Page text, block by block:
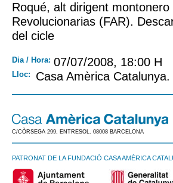
Roqué, alt dirigent
Revolucionarias (FAR).
del cicle
Dia / Hora: 07/07/2008, 18:00 H
Lloc: Casa Amèrica
C/CÒRSEGA 299, ENTRESOL. 08008 BARCELONA
PATRONAT DE LA FUNDACIÓ CASA AMÈRICA